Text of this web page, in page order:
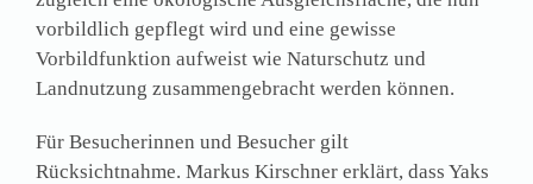
vorbildlich gepflegt wird und eine gewisse
Vorbildfunktion aufweist wie Naturschutz und
Landnutzung zusammengebracht werden können.
Für Besucherinnen und Besucher gilt
Rücksichtnahme. Markus Kirschner erklärt, dass Yaks